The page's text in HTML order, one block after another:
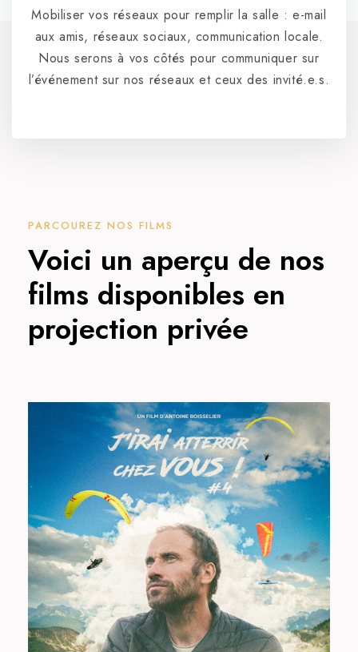
Mobiliser vos réseaux pour remplir la salle : e-mail
aux amis, réseaux sociaux, communication locale.
Nous serons à vos côtés pour communiquer sur
l’événement sur nos réseaux et ceux des invité.e.s.
PARCOUREZ NOS FILMS
Voici un aperçu de nos
films disponibles en
projection privée
J’irai atterrir chez vous, avec
Luc Armant